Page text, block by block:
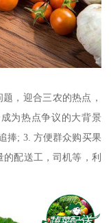
，迎合三农的热点，
为热点争议的大背景
捧; 3. 方便群众购买果
的配送工，司机等，利